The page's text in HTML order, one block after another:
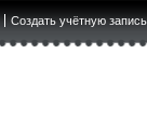
Создать учётную запись